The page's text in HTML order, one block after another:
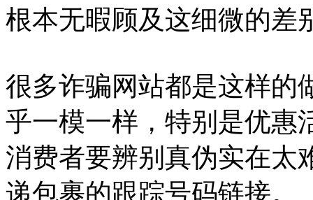
根本无暇顾及这细微的差
很多诈骗网站都是这样的
乎一模一样，特别是优惠
消费者要辨别真伪实在太
递包裹的跟踪号码链接。